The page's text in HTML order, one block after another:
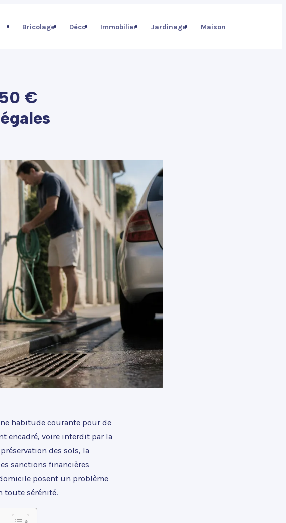
Bricolage Déco Immobilier Jardinage Maison
€
habitude courante pour de
encadré, voire interdit par la
des sols, la
sanctions financières
posent un problème
toute sérénité.